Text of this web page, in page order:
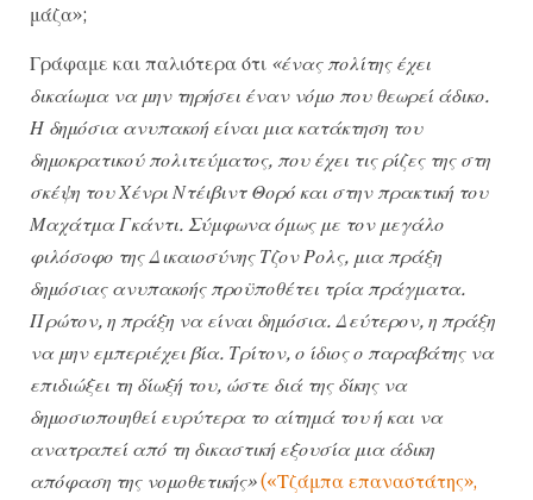
μάζα»;
Γράφαμε και παλιότερα ότι «ένας πολίτης έχει
δικαίωμα να μην τηρήσει έναν νόμο που θεωρεί άδικο.
Η δημόσια ανυπακοή είναι μια κατάκτηση του
δημοκρατικού πολιτεύματος, που έχει τις ρίζες της στη
σκέψη του Χένρι Ντέιβιντ Θορό και στην πρακτική του
Μαχάτμα Γκάντι. Σύμφωνα όμως με τον μεγάλο
φιλόσοφο της Δικαιοσύνης Τζον Ρολς, μια πράξη
δημόσιας ανυπακοής προϋποθέτει τρία πράγματα.
Πρώτον, η πράξη να είναι δημόσια. Δεύτερον, η πράξη
να μην εμπεριέχει βία. Τρίτον, ο ίδιος ο παραβάτης να
επιδιώξει τη δίωξή του, ώστε διά της δίκης να
δημοσιοποιηθεί ευρύτερα το αίτημά του ή και να
ανατραπεί από τη δικαστική εξουσία μια άδικη
απόφαση της νομοθετικής»(«Τζάμπα επαναστάτης»,